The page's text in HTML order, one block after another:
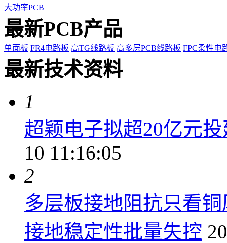
大功率PCB
最新PCB产品
单面板 FR4电路板 高TG线路板 高多层PCB线路板 FPC柔性电
最新技术资料
1
超颖电子拟超20亿元
10 11:16:05
2
多层板接地阻抗只看
接地稳定性批量失控